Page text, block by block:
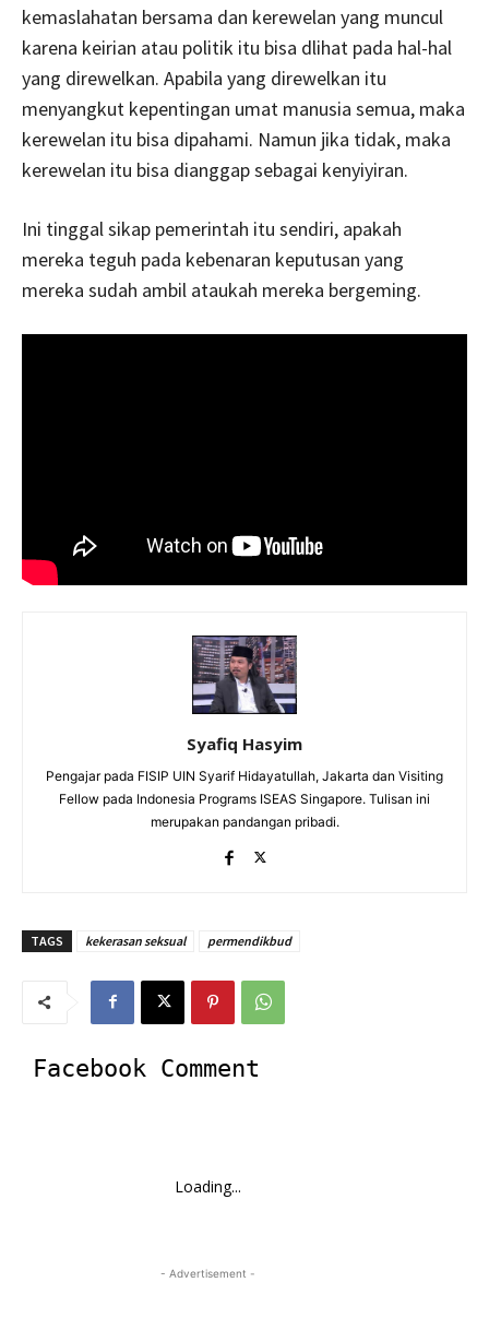
kemaslahatan bersama dan kerewelan yang muncul
karena keirian atau politik itu bisa dlihat pada hal-hal
yang direwelkan. Apabila yang direwelkan itu
menyangkut kepentingan umat manusia semua, maka
kerewelan itu bisa dipahami. Namun jika tidak, maka
kerewelan itu bisa dianggap sebagai kenyiyiran.
Ini tinggal sikap pemerintah itu sendiri, apakah
mereka teguh pada kebenaran keputusan yang
mereka sudah ambil ataukah mereka bergeming.
Syafiq Hasyim
Pengajar pada FISIP UIN Syarif Hidayatullah, Jakarta dan Visiting
Fellow pada Indonesia Programs ISEAS Singapore. Tulisan ini
merupakan pandangan pribadi.
TAGS kekerasan seksual permendikbud
Facebook Comment
Loading...
- Advertisement -